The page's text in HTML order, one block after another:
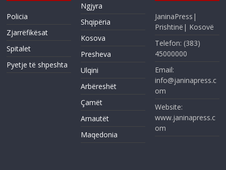
Policia
Zjarrëfikësat
Spitalet
Pyetje të shpeshta
Ngjyra
Shqipëria
Kosova
Presheva
Ulqini
Arbëreshët
Çamët
Arnautët
Maqedonia
JaninaPress|
Prishtinë| Kosovë
Telefon: (383)
45000000
Email:
info@janinapress.c
om
Website:
www.janinapress.c
om